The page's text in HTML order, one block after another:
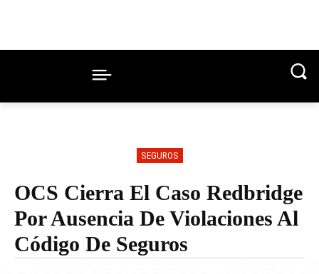
SEGUROS
OCS Cierra El Caso Redbridge
Por Ausencia De Violaciones Al
Código De Seguros